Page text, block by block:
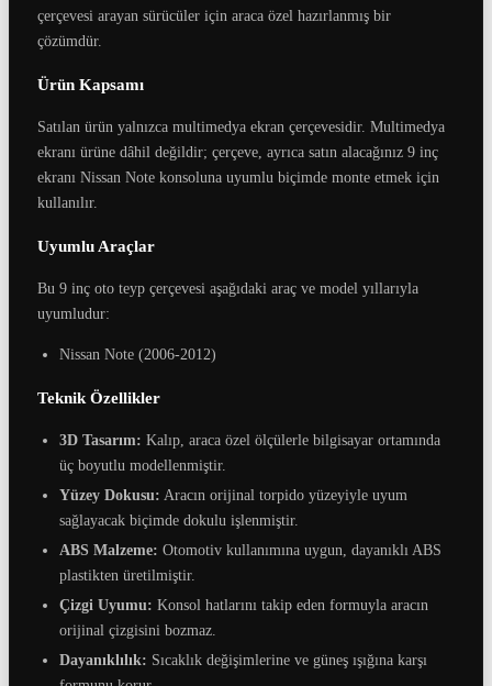
çerçevesi arayan sürücüler için araca özel hazırlanmış bir
çözümdür.
Ürün Kapsamı
Satılan ürün yalnızca multimedya ekran çerçevesidir. Multimedya
ekranı ürüne dâhil değildir; çerçeve, ayrıca satın alacağınız 9 inç
ekranı Nissan Note konsoluna uyumlu biçimde monte etmek için
kullanılır.
Uyumlu Araçlar
Bu 9 inç oto teyp çerçevesi aşağıdaki araç ve model yıllarıyla
uyumludur:
Nissan Note (2006-2012)
Teknik Özellikler
3D Tasarım: Kalıp, araca özel ölçülerle bilgisayar ortamında
üç boyutlu modellenmiştir.
Yüzey Dokusu: Aracın orijinal torpido yüzeyiyle uyum
sağlayacak biçimde dokulu işlenmiştir.
ABS Malzeme: Otomotiv kullanımına uygun, dayanıklı ABS
plastikten üretilmiştir.
Çizgi Uyumu: Konsol hatlarını takip eden formuyla aracın
orijinal çizgisini bozmaz.
Dayanıklılık: Sıcaklık değişimlerine ve güneş ışığına karşı